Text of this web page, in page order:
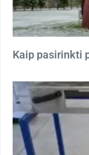
Kaip pasirinkti